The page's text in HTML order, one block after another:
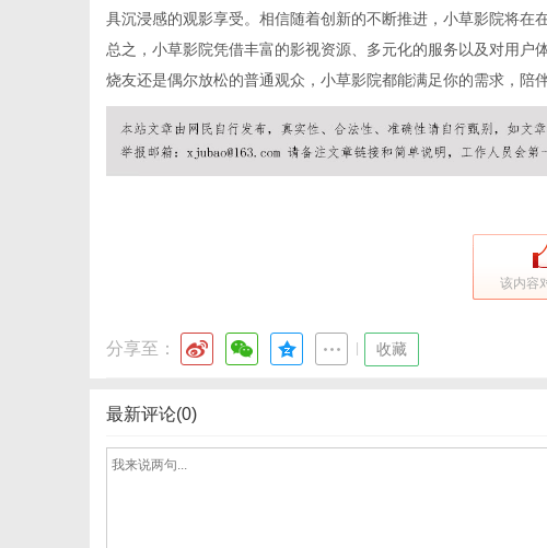
具沉浸感的观影享受。相信随着创新的不断推进，小草影院将在
总之，小草影院凭借丰富的影视资源、多元化的服务以及对用
烧友还是偶尔放松的普通观众，小草影院都能满足你的需求，陪
该内容
分享至： 收藏
最新评论(0)